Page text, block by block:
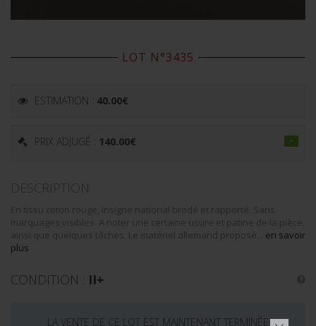
LOT N°3435
ESTIMATION : 40.00€
PRIX ADJUGÉ : 140.00€
DESCRIPTION
En tissu coton rouge, insigne national brodé et rapporté. Sans
marquages visibles. A noter une certaine usure et patine de la pièce,
ainsi que quelques tâches. Le matériel allemand proposé... en savoir
plus
CONDITION : II+
LA VENTE DE CE LOT EST MAINTENANT TERMINÉE